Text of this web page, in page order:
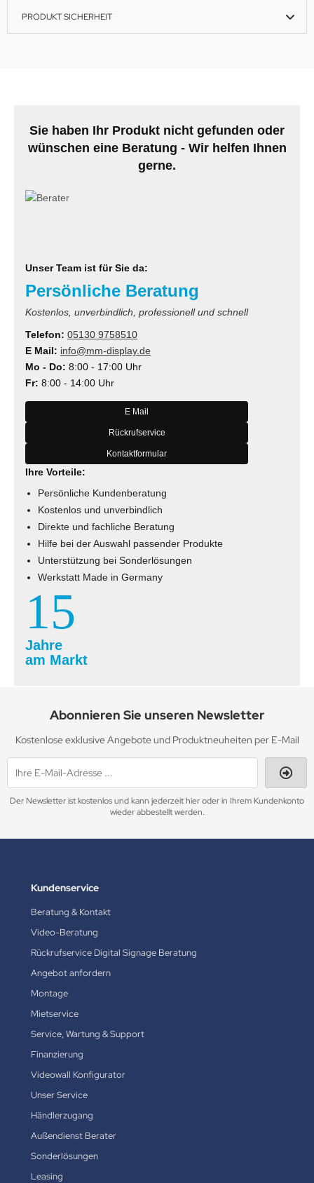
PRODUKT SICHERHEIT
Sie haben Ihr Produkt nicht gefunden oder
wünschen eine Beratung - Wir helfen Ihnen
gerne.
Unser Team ist für Sie da:
Persönliche Beratung
Kostenlos, unverbindlich, professionell und schnell
Telefon: 05130 9758510
E Mail: info@mm-display.de
Mo - Do: 8:00 - 17:00 Uhr
Fr: 8:00 - 14:00 Uhr
E Mail
Rückrufservice
Kontaktformular
Ihre Vorteile:
Persönliche Kundenberatung
Kostenlos und unverbindlich
Direkte und fachliche Beratung
Hilfe bei der Auswahl passender Produkte
Unterstützung bei Sonderlösungen
Werkstatt Made in Germany
15
Jahre
am Markt
Abonnieren Sie unseren Newsletter
Kostenlose exklusive Angebote und Produktneuheiten per E-Mail
Der Newsletter ist kostenlos und kann jederzeit hier oder in Ihrem Kundenkonto
wieder abbestellt werden.
Kundenservice
Beratung & Kontakt
Video-Beratung
Rückrufservice Digital Signage Beratung
Angebot anfordern
Montage
Mietservice
Service, Wartung & Support
Finanzierung
Videowall Konfigurator
Unser Service
Händlerzugang
Außendienst Berater
Sonderlösungen
Leasing